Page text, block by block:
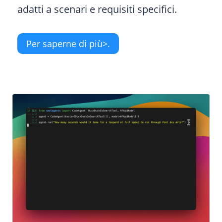
adatti a scenari e requisiti specifici.
Per saperne di più>.